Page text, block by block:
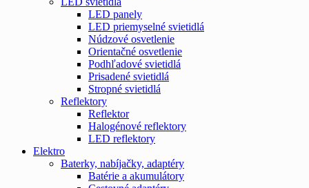
LED panely
LED priemyselné svietidlá
Núdzové osvetlenie
Orientačné osvetlenie
Podhľadové svietidlá
Prisadené svietidlá
Stropné svietidlá
Reflektory
Reflektor
Halogénové reflektory
LED reflektory
Elektro
Baterky, nabíjačky, adaptéry
Batérie a akumulátory